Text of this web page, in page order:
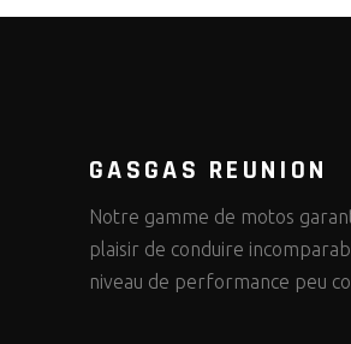
GASGAS REUNION
Notre gamme de motos
plaisir de conduire
niveau de performance peu